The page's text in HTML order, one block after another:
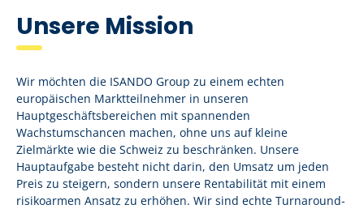
Unsere Mission
Wir möchten die ISANDO Group zu einem echten
europäischen Marktteilnehmer in unseren
Hauptgeschäftsbereichen mit spannenden
Wachstumschancen machen, ohne uns auf kleine
Zielmärkte wie die Schweiz zu beschränken. Unsere
Hauptaufgabe besteht nicht darin, den Umsatz um jeden
Preis zu steigern, sondern unsere Rentabilität mit einem
risikoarmen Ansatz zu erhöhen. Wir sind echte Turnaround-